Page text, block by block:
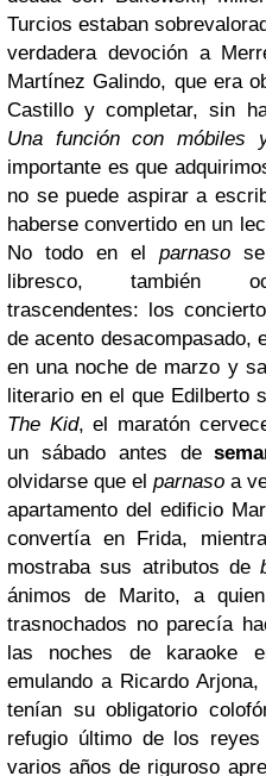
Turcios estaban
verdadera devoción a
Martínez Galindo, que era
Castillo y completar, sin
Una función con móbiles
importante es que
no se puede aspirar a
haberse convertido en un
No todo en el parnasose
libresco, también
trascendentes: los
de acento desacompasado,
en una noche de marzo y
literario en el que Edilberto
The Kid, el maratón
un sábado antes de
olvidarse que el parnaso a
apartamento del edificio
convertía en Frida,
mostraba sus atributos de
ánimos de Marito, a
trasnochados no parecía
las noches de karaoke
emulando a Ricardo
tenían su obligatorio
refugio último de los
varios años de riguroso